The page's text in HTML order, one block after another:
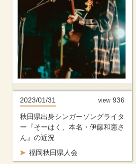
2023/01/31
福岡秋田県人会
秋田県出身シンガーソングライタ
ー『そーはく、本名・伊藤和憲さ
ん』の近況
view 936